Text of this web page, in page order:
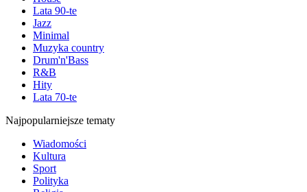
Lata 90-te
Jazz
Minimal
Muzyka country
Drum'n'Bass
R&B
Hity
Lata 70-te
Najpopularniejsze tematy
Wiadomości
Kultura
Sport
Polityka